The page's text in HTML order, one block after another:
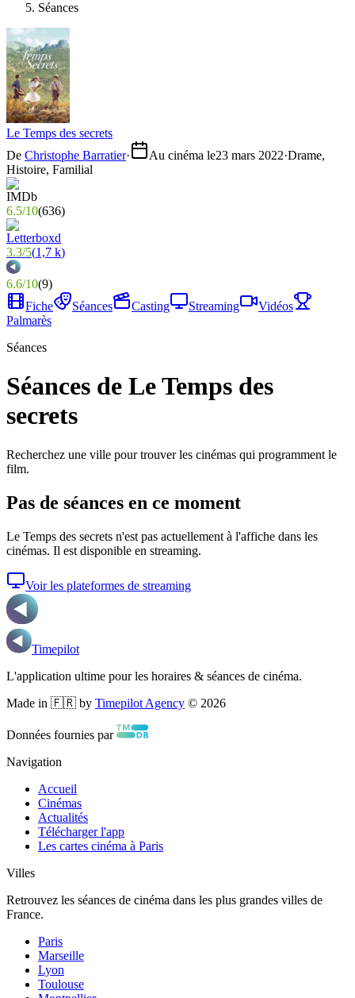
Séances
Le Temps des secrets
De Christophe Barratier· Au cinéma le23 mars 2022·Drame,
Histoire, Familial
6.5/10(636)
3.3/5(1,7 k)
6.6/10(9)
Fiche
Séances Casting Streaming
Vidéos
Palmarès
Séances
Séances de Le Temps des
secrets
Recherchez une ville pour trouver les cinémas qui programment le
film.
Pas de séances en ce moment
Le Temps des secrets n'est pas actuellement à l'affiche dans les
cinémas. Il est disponible en streaming.
Voir les plateformes de streaming
Timepilot
L'application ultime pour les horaires & séances de cinéma.
Made in 🇫🇷 by Timepilot Agency © 2026
Données fournies par
Navigation
Accueil
Cinémas
Actualités
Télécharger l'app
Les cartes cinéma à Paris
Villes
Retrouvez les séances de cinéma dans les plus grandes villes de
France.
Paris
Marseille
Lyon
Toulouse